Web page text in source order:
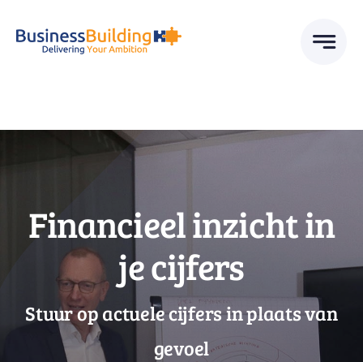
Financieel inzicht in
je cijfers
Stuur op actuele cijfers in plaats van
gevoel